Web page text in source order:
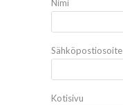
Nimi
Sähköpostiosoite
Kotisivu